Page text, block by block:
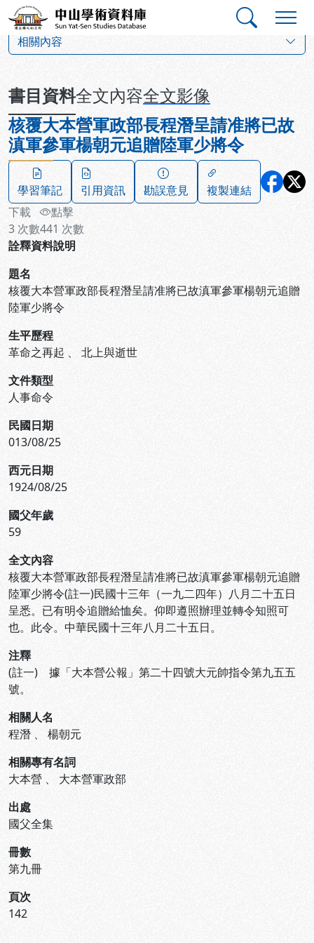
跳到主要內容
中山學術資料庫
相關內容
書目資料全文內容全文影像
核覆大本營軍政部長程潛呈請准將已故
滇軍參軍楊朝元追贈陸軍少將令
學習筆記 引用資訊 勘誤意見
複製連結
下載
3 次數
點擊
441 次數
詮釋資料說明
題名
核覆大本營軍政部長程潛呈請准將已故滇軍參軍楊朝元追贈
陸軍少將令
生平歷程
革命之再起 、 北上與逝世
文件類型
人事命令
民國日期
013/08/25
西元日期
1924/08/25
國父年歲
59
全文內容
核覆大本營軍政部長程潛呈請准將已故滇軍參軍楊朝元追贈
陸軍少將令(註一)民國十三年（一九二四年）八月二十五日
呈悉。已有明令追贈給恤矣。仰即遵照辦理並轉令知照可
也。此令。中華民國十三年八月二十五日。
注釋
(註一) 據「大本營公報」第二十四號大元帥指令第九五五
號。
相關人名
程潛 、 楊朝元
相關專有名詞
大本營 、 大本營軍政部
出處
國父全集
冊數
第九冊
頁次
142